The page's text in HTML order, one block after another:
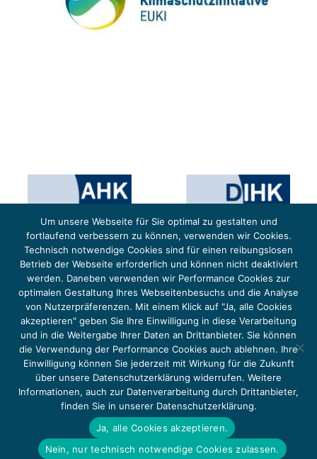
Das Projekt YOUNG ENERGY EUROPE wird gefördert durch die Europäische Klimaschutzinitiative (EUKI).
Die EUKI ist ein Förderinstrument des deutschen Bundesministeriums für Umwelt, Klimaschutz,
Naturschutz und nukleare Sicherheit (BMUKN). Übergeordnetes Ziel der EUKI ist eine Intensivierung des
grenzüberschreitenden Dialogs sowie des Wissens- und Erfahrungsaustauschs in der Europäischen Union,
um gemeinsam die Umsetzung des Paris Abkommens voranzutreiben.
Copyright 2026, Young Energy Europe
IMPRESSUM 2026
Um unsere Webseite für Sie optimal zu gestalten und
fortlaufend verbessern zu können, verwenden wir Cookies.
Technisch notwendige Cookies sind für einen reibungslosen
Betrieb der Webseite erforderlich und können nicht deaktiviert
werden. Daneben verwenden wir Performance Cookies zur
optimalen Gestaltung Ihres Webseitenbesuchs und die Analyse
von Nutzerpräferenzen. Mit einem Klick auf "Ja, alle Cookies
akzeptieren" geben Sie Ihre Einwilligung in diese Verarbeitung
und in die Weitergabe Ihrer Daten an Drittanbieter. Sie können
die Verwendung der Performance Cookies auch ablehnen. Ihre
Einwilligung können Sie jederzeit mit Wirkung für die Zukunft
über unsere Datenschutzerklärung widerrufen. Weitere
Informationen, auch zur Datenverarbeitung durch Drittanbieter,
finden Sie in unserer Datenschutzerklärung.
Ja, alle Cookies akzeptieren.
Nein, nur technisch notwendige Cookies zulassen.